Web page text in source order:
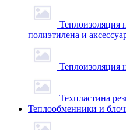
Теплоизоляция
полиэтилена и
Теплоизоляция
Техпластина
Теплообменники и